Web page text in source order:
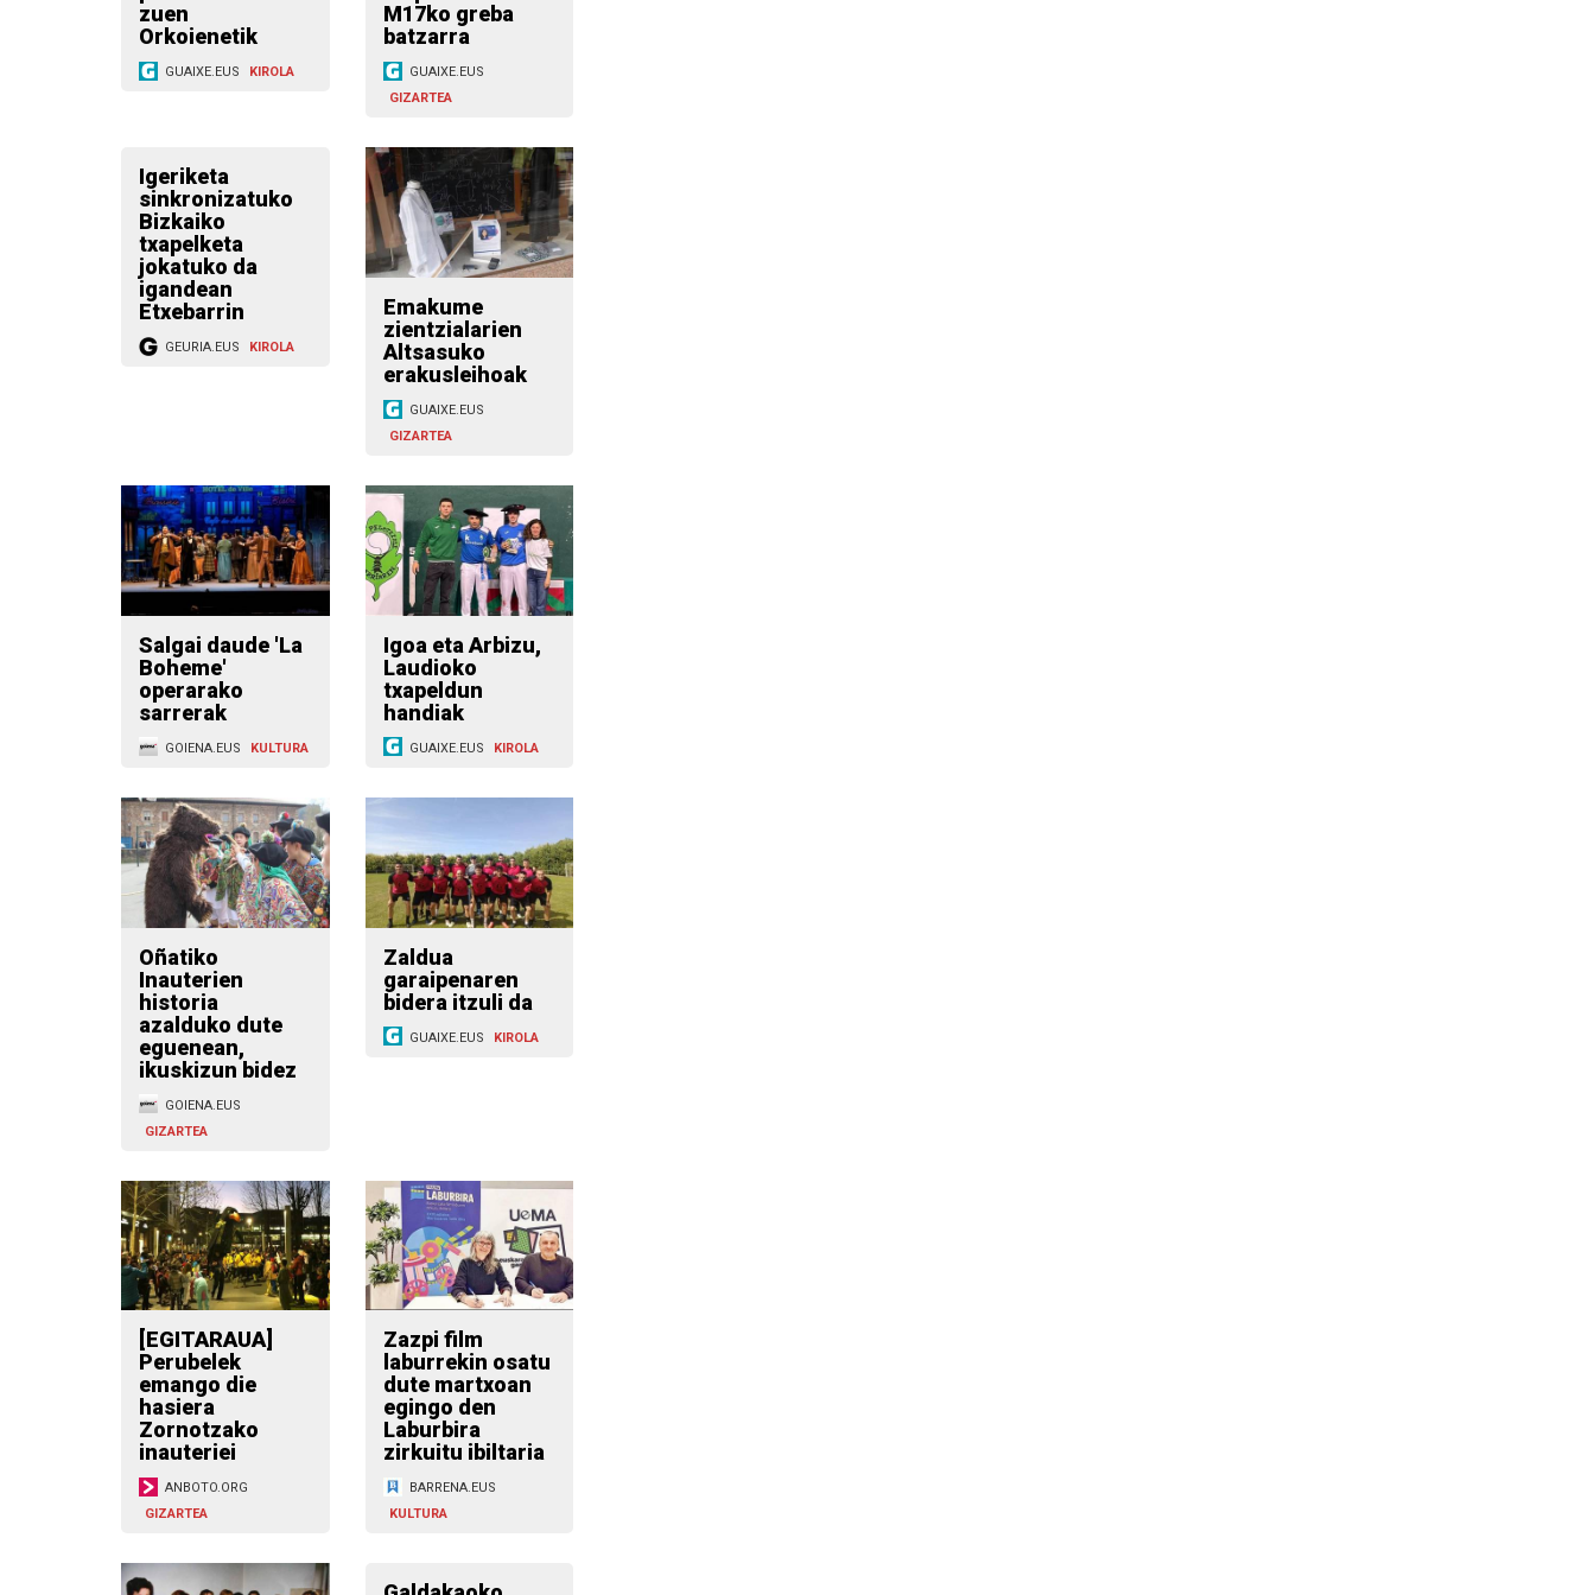
zuen
Orkoienetik
GUAIXE.EUS KIROLA
M17ko greba
batzarra
GUAIXE.EUS
GIZARTEA
Igeriketa
sinkronizatuko
Bizkaiko
txapelketa
jokatuko da
igandean
Etxebarrin
GEURIA.EUS KIROLA
Emakume
zientzialarien
Altsasuko
erakusleihoak
GUAIXE.EUS
GIZARTEA
Salgai daude 'La
Boheme'
operarako
sarrerak
GOIENA.EUS KULTURA
Igoa eta Arbizu,
Laudioko
txapeldun
handiak
GUAIXE.EUS KIROLA
Oñatiko
Inauterien
historia
azalduko dute
eguenean,
ikuskizun bidez
GOIENA.EUS
GIZARTEA
Zaldua
garaipenaren
bidera itzuli da
GUAIXE.EUS KIROLA
[EGITARAUA]
Perubelek
emango die
hasiera
Zornotzako
inauteriei
ANBOTO.ORG
GIZARTEA
Zazpi film
laburrekin osatu
dute martxoan
egingo den
Laburbira
zirkuitu ibiltaria
BARRENA.EUS
KULTURA